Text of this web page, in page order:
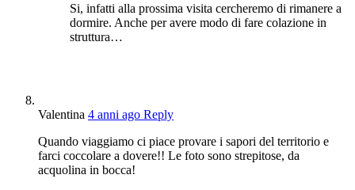
Si, infatti alla prossima visita cercheremo di rimanere a
dormire. Anche per avere modo di fare colazione in
struttura…
Valentina 4 anni ago Reply
Quando viaggiamo ci piace provare i sapori del territorio e
farci coccolare a dovere!! Le foto sono strepitose, da
acquolina in bocca!